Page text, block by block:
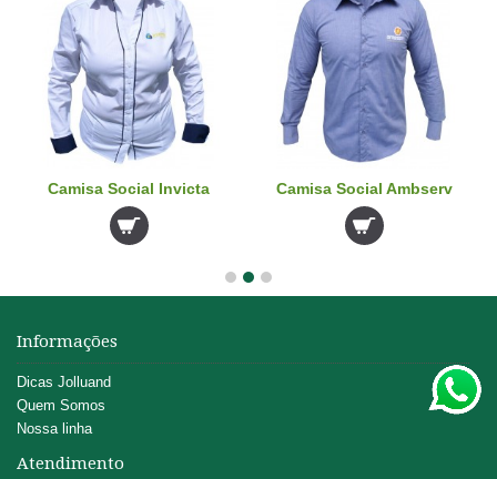
Camisa Social Invicta Camisa Social Ambserv
Informações
Dicas Jolluand
Quem Somos
Nossa linha
Atendimento